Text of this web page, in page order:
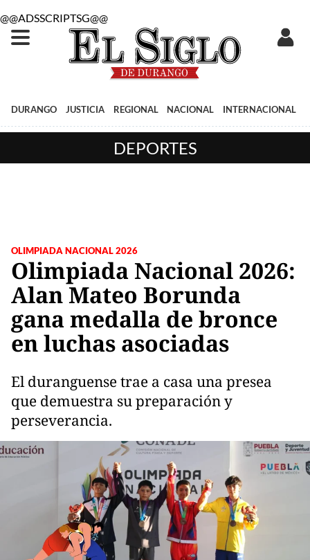
@@ADSSCRIPTSG@@
DURANGO JUSTICIA REGIONAL NACIONAL INTERNACIONAL
DEPORTES
OLIMPIADA NACIONAL 2026
Olimpiada Nacional 2026:
Alan Mateo Borunda
gana medalla de bronce
en luchas asociadas
El duranguense trae a casa una presea
que demuestra su preparación y
perseverancia.